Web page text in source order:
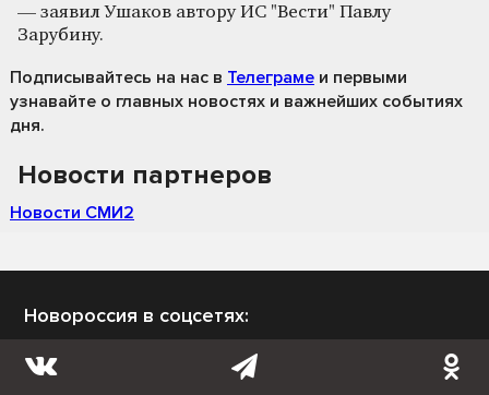
— заявил Ушаков автору ИС "Вести" Павлу
Зарубину.
Подписывайтесь на нас в Телеграме и первыми
узнавайте о главных новостях и важнейших событиях
дня.
Новости партнеров
Новости СМИ2
Новороссия в соцсетях: